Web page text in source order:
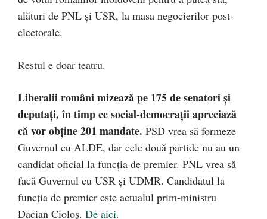
alături de PNL și USR, la masa negocierilor post-
electorale.
Restul e doar teatru.
Liberalii români mizează pe 175 de senatori şi
deputaţi, în timp ce social-democraţii apreciază
că vor obţine 201 mandate. PSD vrea să formeze
Guvernul cu ALDE, dar cele două partide nu au un
candidat oficial la funcţia de premier. PNL vrea să
facă Guvernul cu USR şi UDMR. Candidatul la
funcţia de premier este actualul prim-ministru
Dacian Cioloş. De aici.